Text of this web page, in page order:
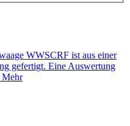
WWSCRF ist aus einer
gefertigt. Eine Auswertung
Mehr